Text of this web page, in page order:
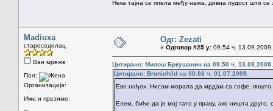
Нека тајна се плела међу нама, дивна лудост што се
Madiuxa
староседелац
Ван мреже
Пол:
Организација:
Име и презиме:
Одг: Zezati
« Одговор #25 у: 09.54 ч.
Цитирано: Милош Бркушанин на 09.50 ч. 13.09.2009.
Цитирано: Brunichild на 00.03 ч. 01.07.2009.
Ево нађох. Нисам морала да мрдам са софе, пошто
Елем, биће да је мој тато у праву, ако ништа